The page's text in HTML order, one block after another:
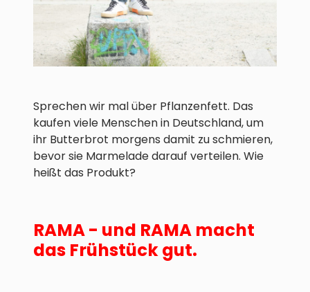
Sprechen wir mal über Pflanzenfett. Das
kaufen viele Menschen in Deutschland, um
ihr Butterbrot morgens damit zu schmieren,
bevor sie Marmelade darauf verteilen. Wie
heißt das Produkt?
RAMA - und RAMA macht
das Frühstück gut.